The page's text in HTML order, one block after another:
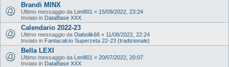
Brandi MINX
Ultimo messaggio da Len801 « 15/09/2022, 23:24
Inviato in DataBase XXX
Calendario 2022-23
Ultimo messaggio da Diabolik68 « 11/08/2022, 22:24
Inviato in Fantacalcio Superzeta 22-23 (tradizionale)
Bella LEXI
Ultimo messaggio da Len801 « 20/07/2022, 20:07
Inviato in DataBase XXX